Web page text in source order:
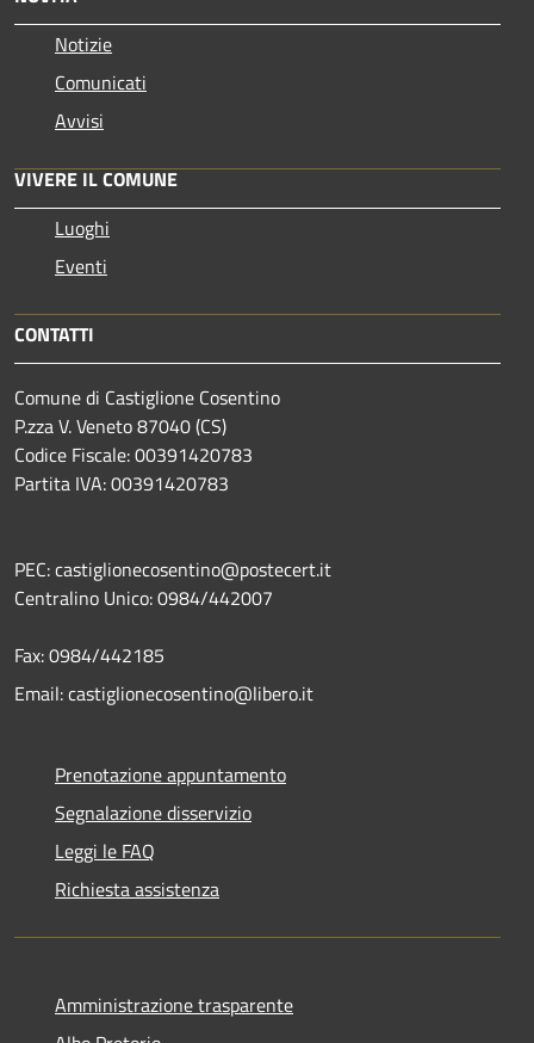
Notizie
Comunicati
Avvisi
VIVERE IL COMUNE
Luoghi
Eventi
CONTATTI
Comune di Castiglione Cosentino
P.zza V. Veneto 87040 (CS)
Codice Fiscale: 00391420783
Partita IVA: 00391420783
PEC: castiglionecosentino@postecert.it
Centralino Unico: 0984/442007
Fax: 0984/442185
Email: castiglionecosentino@libero.it
Prenotazione appuntamento
Segnalazione disservizio
Leggi le FAQ
Richiesta assistenza
Amministrazione trasparente